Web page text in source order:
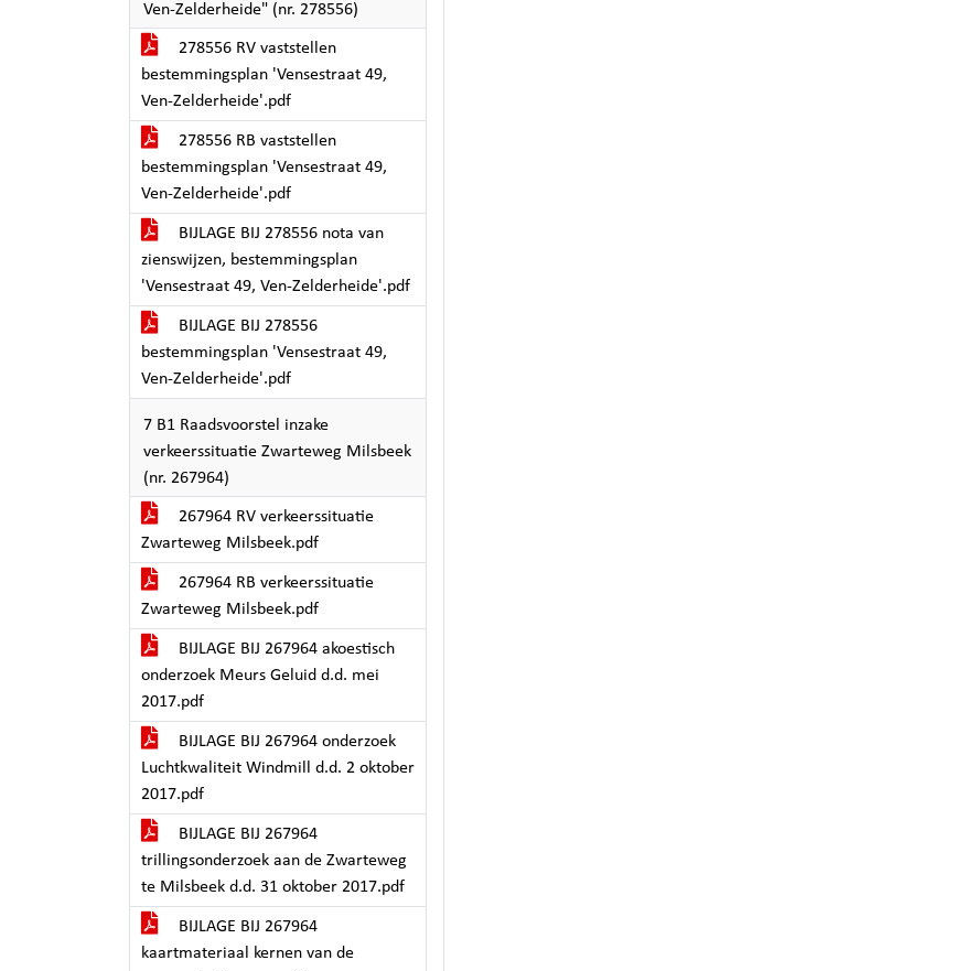
Ven-Zelderheide" (nr. 278556)
278556 RV vaststellen
bestemmingsplan 'Vensestraat 49,
Ven-Zelderheide'.pdf
278556 RB vaststellen
bestemmingsplan 'Vensestraat 49,
Ven-Zelderheide'.pdf
BIJLAGE BIJ 278556 nota van
zienswijzen, bestemmingsplan
'Vensestraat 49, Ven-Zelderheide'.pdf
BIJLAGE BIJ 278556
bestemmingsplan 'Vensestraat 49,
Ven-Zelderheide'.pdf
7 B1 Raadsvoorstel inzake
verkeerssituatie Zwarteweg Milsbeek
(nr. 267964)
267964 RV verkeerssituatie
Zwarteweg Milsbeek.pdf
267964 RB verkeerssituatie
Zwarteweg Milsbeek.pdf
BIJLAGE BIJ 267964 akoestisch
onderzoek Meurs Geluid d.d. mei
2017.pdf
BIJLAGE BIJ 267964 onderzoek
Luchtkwaliteit Windmill d.d. 2 oktober
2017.pdf
BIJLAGE BIJ 267964
trillingsonderzoek aan de Zwarteweg
te Milsbeek d.d. 31 oktober 2017.pdf
BIJLAGE BIJ 267964
kaartmateriaal kernen van de